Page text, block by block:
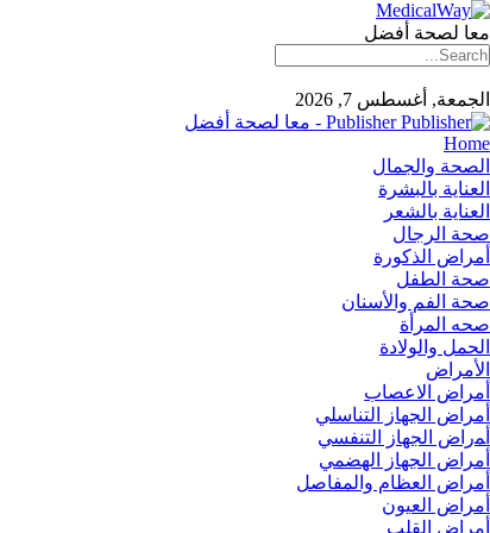
معا لصحة أفضل
الجمعة, أغسطس 7, 2026
Publisher - معا لصحة أفضل
Home
الصحة والجمال
العناية بالبشرة
العناية بالشعر
صحة الرجال
أمراض الذكورة
صحة الطفل
صحة الفم والأسنان
صحه المرأة
الحمل والولادة
الأمراض
أمراض الاعصاب
أمراض الجهاز التناسلي
أﻤراض اﻟﺠﻬﺎز اﻟﺘﻨﻔﺴﻲ
أمراض الجهاز الهضمي
أمراض العظام والمفاصل
أمراض العيون
أمراض القلب